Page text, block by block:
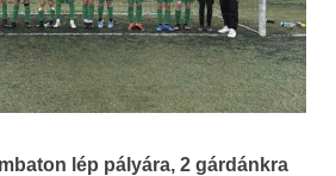
lép pályára, 2 gárdánkra